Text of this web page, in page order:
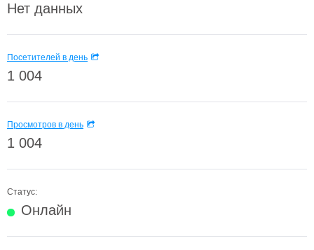
Нет данных
Посетителей в день
1 004
Просмотров в день
1 004
Статус:
Онлайн